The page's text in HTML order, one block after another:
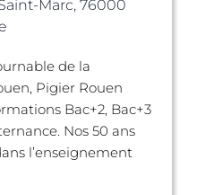
Marc, 76000
de la
Pigier Rouen
Bac+2, Bac+3
Nos 50 ans
l’enseignement